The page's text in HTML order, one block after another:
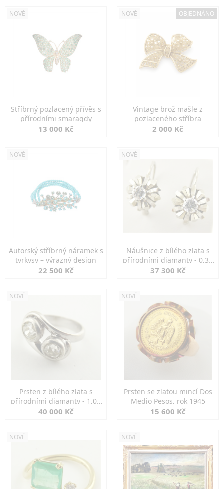
NOVÉ
Stříbrný pozlacený přívěs s
přírodními smaragdy
13 000 Kč
NOVÉ OBJEDNÁNO
Vintage brož mašle z
pozlaceného stříbra
2 000 Kč
NOVÉ
Autorský stříbrný náramek s
tyrkysy – výrazný design
22 500 Kč
NOVÉ
Náušnice z bílého zlata s
přírodními diamanty - 0,30
ct
37 300 Kč
NOVÉ
Prsten z bílého zlata s
přírodními diamanty - 1,00
ct
40 000 Kč
NOVÉ
Prsten se zlatou mincí Dos
Medio Pesos, rok 1945
15 600 Kč
NOVÉ NOVÉ